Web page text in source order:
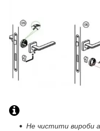
Не чистити вироби